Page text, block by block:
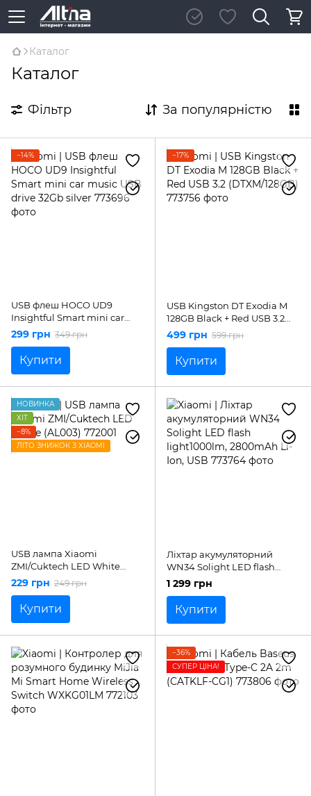
Каталог
Каталог
Фільтр За популярністю
−14%
USB флеш HOCO UD9
Insightful Smart mini car
music USB drive 32Gb silver
299 грн 349 грн
Купити
−17%
USB Kingston DT Exodia M
128GB Black + Red USB 3.2
(DTXM/128GB)
499 грн 599 грн
Купити
НОВИНКА
ХІТ
−8%
ЛІТО ЗНИЖОК З XIAOMI
USB лампа Xiaomi
ZMI/Cuktech LED White
(AL003)
229 грн 249 грн
Купити
Ліхтар акумуляторний
WN34 Solight LED flash
light1000lm, 2800mAh Li-
Ion, USB
1 299 грн
Купити
−36%
СУПЕР ЦІНА!